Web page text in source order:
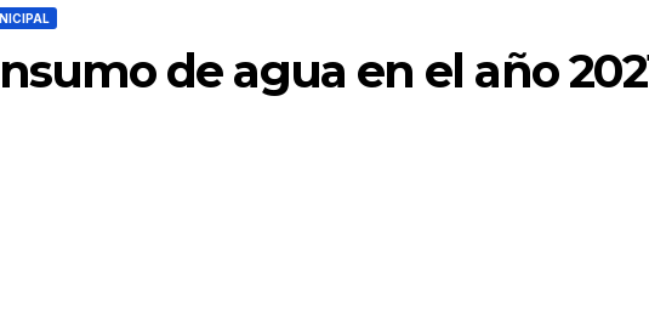
de agua en el año